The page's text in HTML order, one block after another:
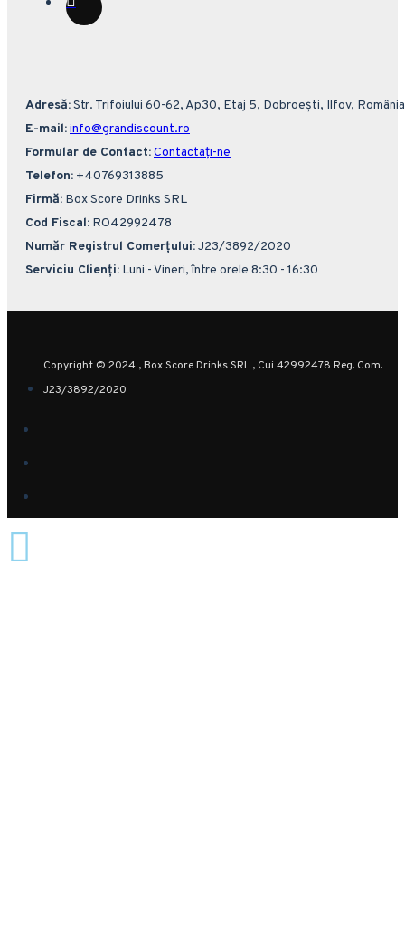
Adresă:Str. Trifoiului 60-62, Ap30, Etaj 5, Dobroești, Ilfov, România
E-mail:info@grandiscount.ro
Formular de Contact:Contactați-ne
Telefon: +40769313885
Firmă: Box Score Drinks SRL
Cod Fiscal: RO42992478
Număr Registrul Comerțului:J23/3892/2020
Serviciu Clienți: Luni - Vineri, între orele 8:30 - 16:30
Copyright © 2024 , Box Score Drinks SRL , Cui 42992478 Reg. Com.
J23/3892/2020